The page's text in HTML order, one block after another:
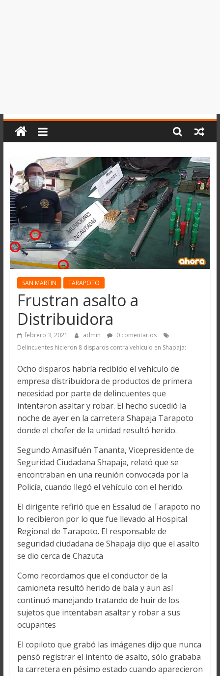
SAN MARTIN TARAPOTO
Frustran asalto a
Distribuidora
febrero 3, 2021 admin
0 comentarios
Delincuentes hicieron 8 disparos contra vehículo en Shapaja:
Ocho disparos habría recibido el vehículo de
empresa distribuidora de productos de primera
necesidad por parte de delincuentes que
intentaron asaltar y robar. El hecho sucedió la
noche de ayer en la carretera Shapaja Tarapoto
donde el chofer de la unidad resultó herido.
Segundo Amasifuén Tananta, Vicepresidente de
Seguridad Ciudadana Shapaja, relató que se
encontraban en una reunión convocada por la
Policía, cuando llegó el vehículo con el herido.
El dirigente refirió que en Essalud de Tarapoto no
lo recibieron por lo que fue llevado al Hospital
Regional de Tarapoto. El responsable de
seguridad ciudadana de Shapaja dijo que el asalto
se dio cerca de Chazuta
Como recordamos que el conductor de la
camioneta resultó herido de bala y aun así
continuó manejando tratando de huir de los
sujetos que intentaban asaltar y robar a sus
ocupantes
El copiloto que grabó las imágenes dijo que nunca
pensó registrar el intento de asalto, sólo grababa
la carretera en pésimo estado cuando aparecieron